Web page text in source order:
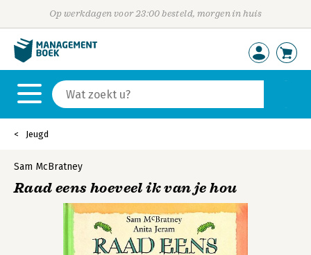
Op werkdagen voor 23:00 besteld, morgen in huis
Jeugd
Sam McBratney
Raad eens hoeveel ik van je hou